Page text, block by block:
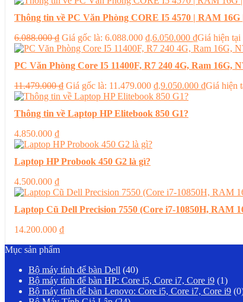
Thông tin về PC Văn Phòng CORE I5 4570 | RAM
6.088.000₫ Giá gốc là: 6.088.000 ₫.6.050.000 ₫Giá hiện tại
PC Văn Phòng Core I5 11400F, R7 240 4G, Ram 16G,
11.479.000₫ Giá gốc là: 11.479.000 ₫.9.050.000 ₫Giá hiện
Thông tin về Laptop HP Elitebook 850 G1?
4.850.000 ₫
Laptop HP Probook 450 G2 là gì?
4.500.000 ₫
Laptop Cũ Dell Precision 7550 (Core i7-10850H, RAM
14.200.000 ₫
Mục sản phẩm
Bộ máy tính để bàn Dell (40)
Bộ máy tính để bàn HP: Core i5, Core i7, Core i9 (1)
Bộ máy tính để bàn Lenovo: Core i5, Core i7, Core i9